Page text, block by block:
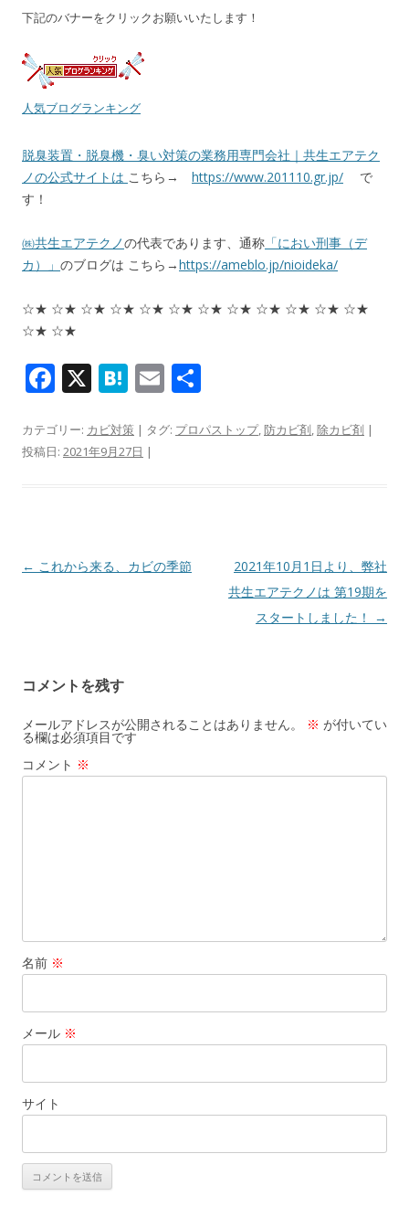
下記のバナーをクリックお願いいたします！
人気ブログランキング
脱臭装置・脱臭機・臭い対策の業務用専門会社｜共生エアテク
ノの公式サイトは こちら→ https://www.201110.gr.jp/ で
す！
㈱共生エアテクノの代表であります、通称 「におい刑事（デ
カ）」 のブログは こちら→https://ameblo.jp/nioideka/
☆★ ☆★ ☆★ ☆★ ☆★ ☆★ ☆★ ☆★ ☆★ ☆★ ☆★ ☆★
☆★ ☆★
F
e
b
k
X H
e
n
E
ai
カテゴリー: カビ対策 | タグ: プロパストップ,防カビ剤,除カビ剤 |
投稿日: 2021年9月27日 |
投稿ナビゲーション
← これから来る、カビの季節
2021年10月1日より、弊社
共生エアテクノは 第19期を
スタートしました！
→
コメントを残す
メールアドレスが公開されることはありません。 ※ が付いてい
る欄は必須項目です
コメント ※
名前 ※
メール ※
サイト